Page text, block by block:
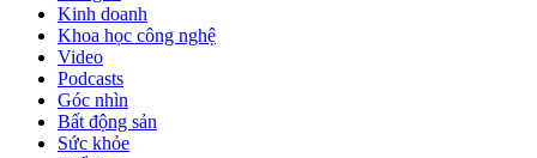
Kinh doanh
Khoa học công nghệ
Video
Podcasts
Góc nhìn
Bất động sản
Sức khỏe